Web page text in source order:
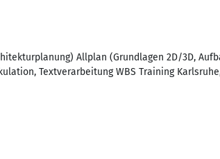
Allplan (Grundlagen 2D/3D,
Textverarbeitung WBS Training Karlsruhe,